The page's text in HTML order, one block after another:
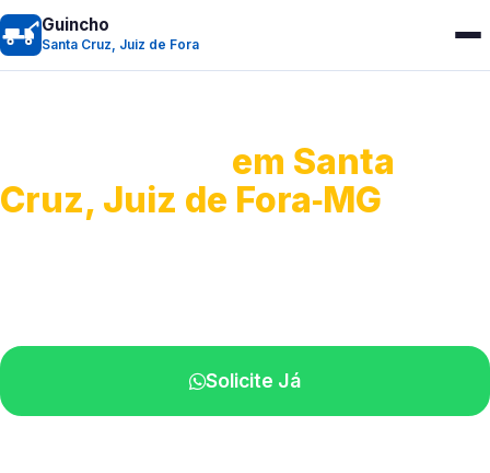
Guincho
Santa Cruz, Juiz de Fora
em Santa
Cruz, Juiz de Fora‑MG
Solicite Já